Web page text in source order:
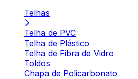
Telhas
Telha de PVC
Telha de Plástico
Telha de Fibra de Vidro
Toldos
Chapa de Policarbonato